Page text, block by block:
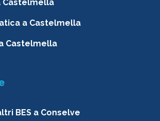
Castelmella
a Castelmella
Castelmella
BES a Conselve